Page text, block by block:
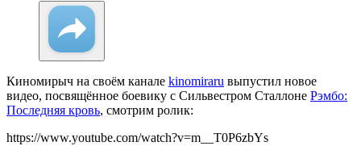
Киномирыч на своём канале kinomiraru выпустил новое
видео, посвящённое боевику с Сильвестром Сталлоне Рэмбо:
Последняя кровь, смотрим ролик:
https://www.youtube.com/watch?v=m__T0P6zbYs